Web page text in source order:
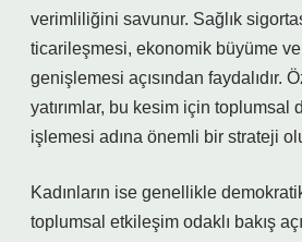
verimliliğini savunur. Sağlık
ticarileşmesi, ekonomik büyüme ve
genişlemesi açısından faydalıdır.
yatırımlar, bu kesim için toplumsal
işlemesi adına önemli bir strateji
Kadınların ise genellikle
toplumsal etkileşim odaklı bakış